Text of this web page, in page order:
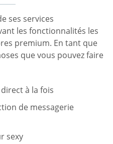
ses services
les fonctionnalités les
premium. En tant que
que vous pouvez faire
à la fois
de messagerie
sexy